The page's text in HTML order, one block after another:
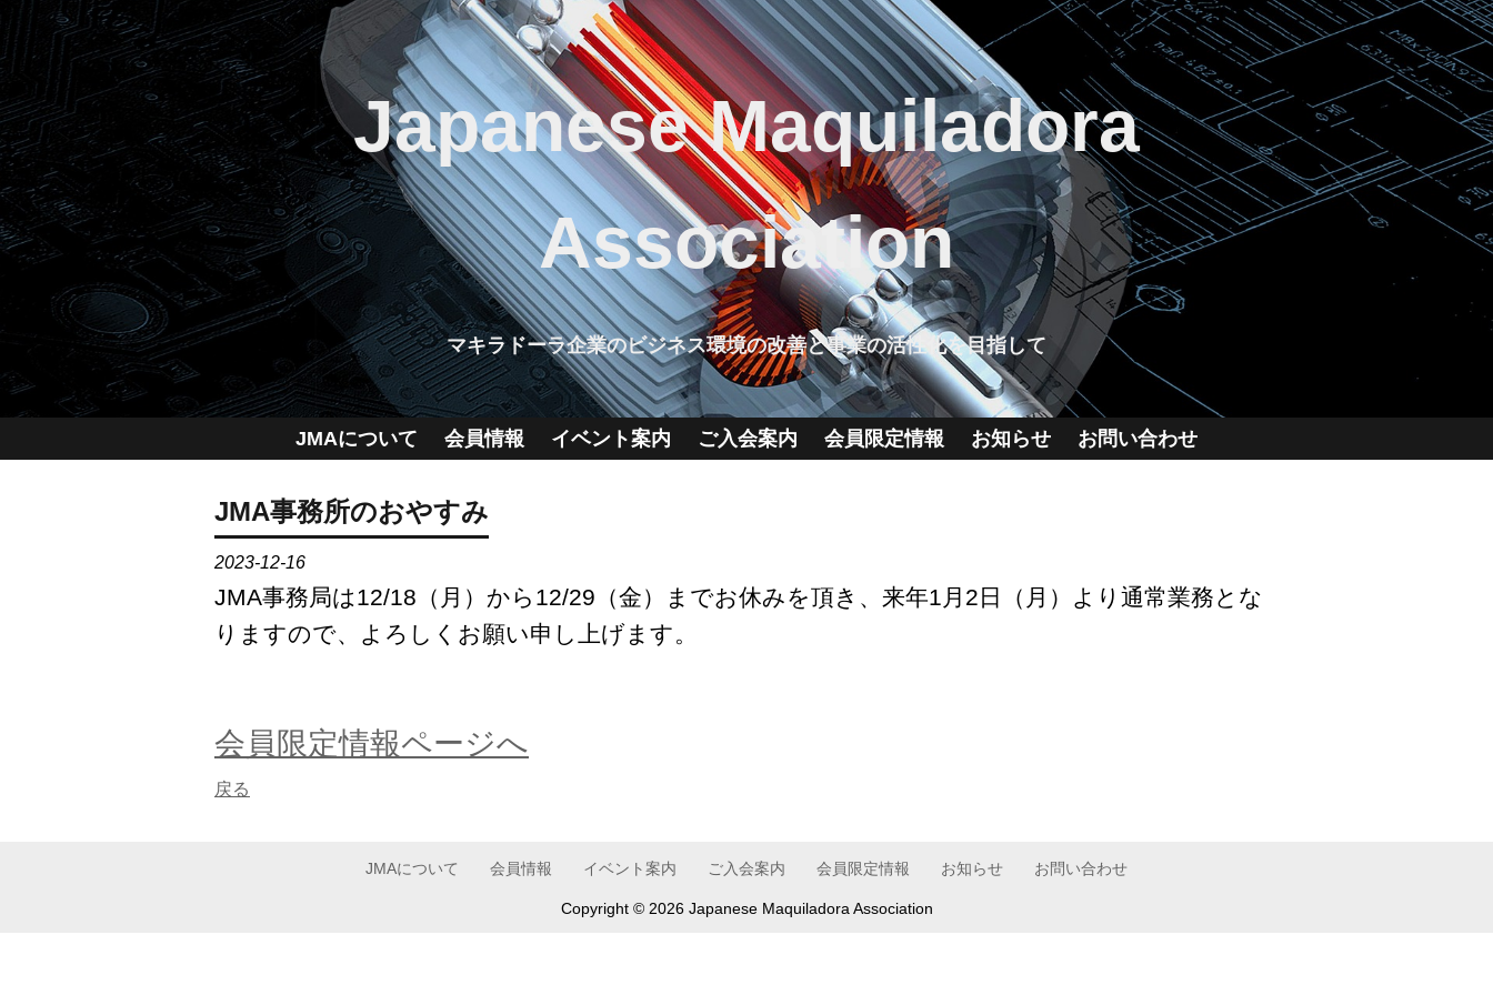
Japanese Maquiladora
Association
マキラドーラ企業のビジネス環境の改善と事業の活性化を目指して
JMAについて 会員情報 イベント案内 ご入会案内 会員限定情報 お知らせ お問い合わせ
JMA事務所のおやすみ
2023-12-16
JMA事務局は12/18（月）から12/29（金）までお休みを頂き、来年1月2日（月）より通常業務とな
りますので、よろしくお願い申し上げます。
会員限定情報ページへ
戻る
JMAについて 会員情報 イベント案内 ご入会案内 会員限定情報 お知らせ お問い合わせ
Copyright © 2026 Japanese Maquiladora Association